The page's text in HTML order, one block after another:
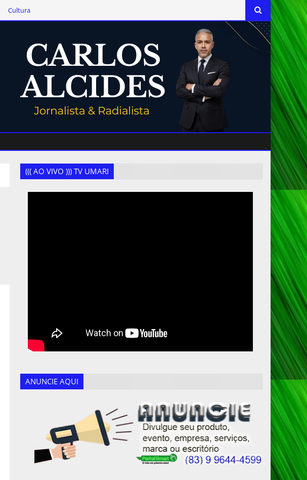
Cultura
((( AO VIVO ))) TV UMARI
ANUNCIE AQUI